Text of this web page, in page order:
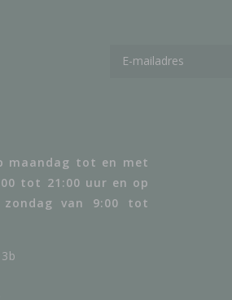
maandag tot en met
tot 21:00 uur en op
van 9:00 tot